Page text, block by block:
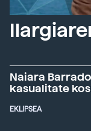
Naiara
kasualitate
EKLIPSEA